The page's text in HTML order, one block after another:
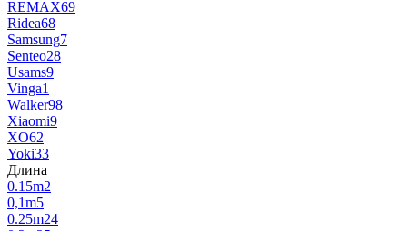
REMAX69
Ridea68
Samsung7
Senteo28
Usams9
Vinga1
Walker98
Xiaomi9
XO62
Yoki33
Длина
0.15m2
0,1m5
0.25m24